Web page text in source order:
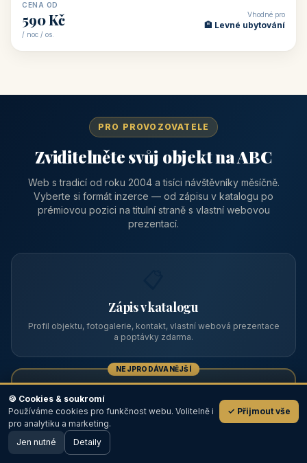
CENA OD
590 Kč
/ noc / os.
Vhodné pro
🏨 Levné ubytování
PRO PROVOZOVATELE
Zviditelněte svůj objekt na ABC
Web s tradicí od roku 2004 a tisíci návštěvníky měsíčně.
Vyberte si formát inzerce — od zápisu v katalogu po
prémiovou pozici na titulní straně s vlastní webovou
prezentací.
Zápis v katalogu
Profil objektu, fotogalerie, kontakt, vlastní webová prezentace
a poptávky zdarma.
NEJPRODÁVANĚJŠÍ
Prémiový partner
TOP pozice na titulce, přednost ve výpisech, zlatý odznak a
💬
🖥️ Desktop verze
🍪 Cookies & soukromí
Používáme cookies pro funkčnost webu. Volitelně i
pro analytiku a marketing.
✓ Přijmout vše
Jen nutné Detaily